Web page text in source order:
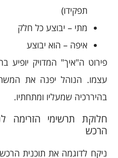
תפקידו)
מתי – יבוצע כל חלק
איפה – הוא יבוצע
פירוט ה"איך" המדויק יופיע
עצמו. הנוהל יפנה את
בהיררכיה שמעליו ומתחתיו.
חלוקת תרשימי הזרימה
הרכש
ניקח לדוגמה את תוכנית